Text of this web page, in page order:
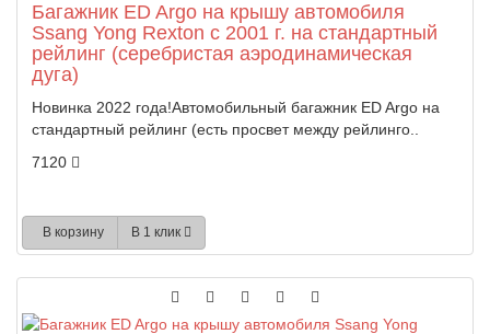
Багажник ED Argo на крышу автомобиля
Ssang Yong Rexton с 2001 г. на стандартный
рейлинг (серебристая аэродинамическая
дуга)
Новинка 2022 года!Автомобильный багажник ED Argo на
стандартный рейлинг (есть просвет между рейлинго..
7120
В корзину В 1 клик